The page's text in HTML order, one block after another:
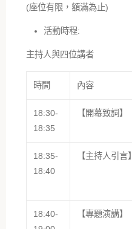
(座位有限，額滿為止)
活動時程:
主持人與四位講者
時間 內容
18:30-
18:35
【開幕致詞】
18:35-
18:40
【主持人引言】
18:40-
【專題演講】